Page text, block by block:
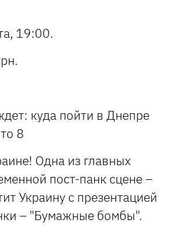
19:00.
Одна из главных
пост-панк сцене –
Украину с презентацией
– "Бумажные бомбы".